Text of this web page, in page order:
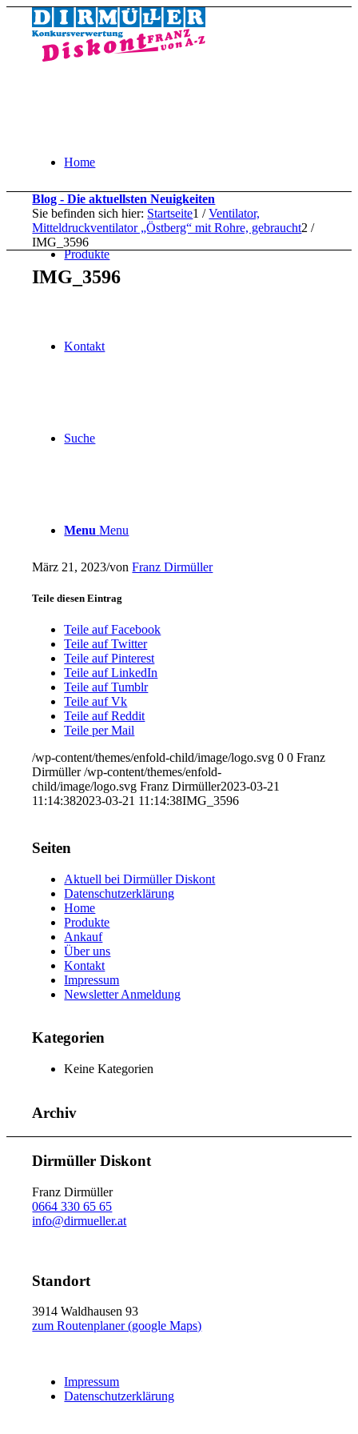
Home
Produkte
Kontakt
Suche
Menu Menu
Blog - Die aktuellsten Neuigkeiten
Sie befinden sich hier: Startseite1 / Ventilator,
Mitteldruckventilator „Östberg“ mit Rohre, gebraucht2 /
IMG_3596
IMG_3596
März 21, 2023/vonFranz Dirmüller
Teile diesen Eintrag
Teile auf Facebook
Teile auf Twitter
Teile auf Pinterest
Teile auf LinkedIn
Teile auf Tumblr
Teile auf Vk
Teile auf Reddit
Teile per Mail
/wp-content/themes/enfold-child/image/logo.svg 0 0 Franz
Dirmüller /wp-content/themes/enfold-
child/image/logo.svg Franz Dirmüller2023-03-21
11:14:382023-03-21 11:14:38IMG_3596
Seiten
Aktuell bei Dirmüller Diskont
Datenschutzerklärung
Home
Produkte
Ankauf
Über uns
Kontakt
Impressum
Newsletter Anmeldung
Kategorien
Keine Kategorien
Archiv
Dirmüller Diskont
Franz Dirmüller
0664 330 65 65
info@dirmueller.at
Standort
3914 Waldhausen 93
zum Routenplaner (google Maps)
Impressum
Datenschutzerklärung